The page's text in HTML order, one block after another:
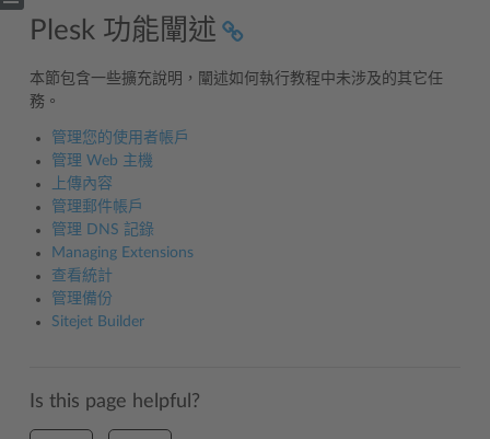
Plesk 功能闡述
本節包含一些擴充說明，闡述如何執行教程中未涉及的其它任
務。
管理您的使用者帳戶
管理 Web 主機
上傳內容
管理郵件帳戶
管理 DNS 記錄
Managing Extensions
查看統計
管理備份
Sitejet Builder
Is this page helpful?